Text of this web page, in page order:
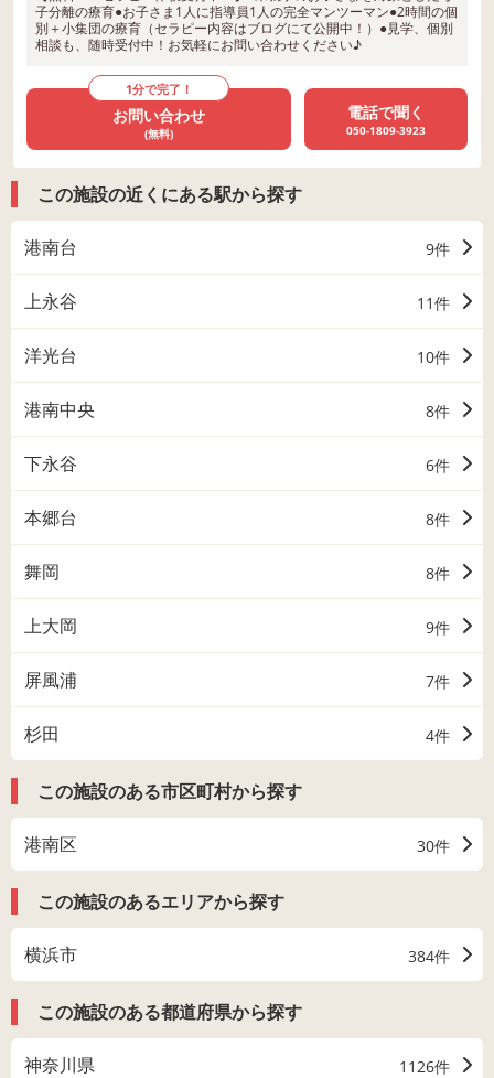
子分離の療育●お子さま1人に指導員1人の完全マンツーマン●2時間の個
別＋小集団の療育（セラピー内容はブログにて公開中！）●見学、個別
相談も、随時受付中！お気軽にお問い合わせください♪
1分で完了！
お問い合わせ
(無料)
電話で聞く
050-1809-3923
この施設の近くにある駅から探す
港南台 9件
上永谷 11件
洋光台 10件
港南中央 8件
下永谷 6件
本郷台 8件
舞岡 8件
上大岡 9件
屏風浦 7件
杉田 4件
この施設のある市区町村から探す
港南区 30件
この施設のあるエリアから探す
横浜市 384件
この施設のある都道府県から探す
神奈川県 1126件